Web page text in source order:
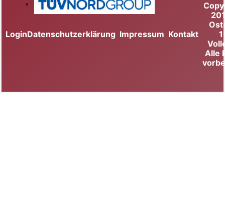
LoginDatenschutzerklärung Impressum Kontakt
Alle